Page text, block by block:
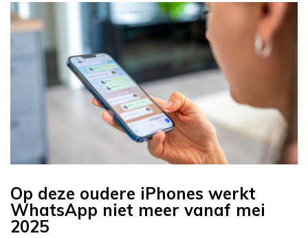
Op deze oudere iPhones werkt
WhatsApp niet meer vanaf mei
2025